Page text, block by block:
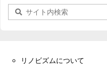
リノビズムについて